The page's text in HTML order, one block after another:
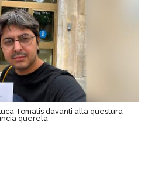
Tomatis davanti alla questura
querela